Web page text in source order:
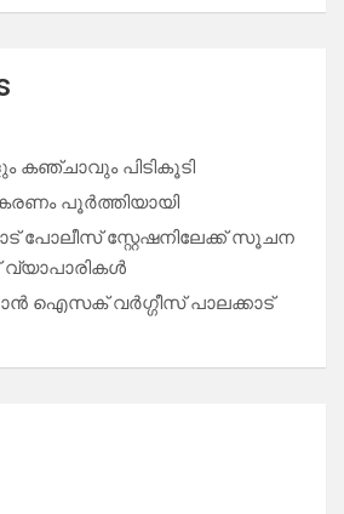
കഞ്ചാവും പിടികൂടി
പൂർത്തിയായി
പോലീസ് സ്റ്റേഷനിലേക്ക് സൂചന
ഐസക് വര്‍ഗ്ഗീസ് പാലക്കാട്